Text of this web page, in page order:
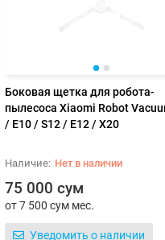
Игровая мышь 2E GAMING MG340
RGB USB Black + Charging Dock
Interbrands - Вы лучшие!!! Очень
Боковая щетка для робота-
пылесоса Xiaomi Robot
/ E10 / S12 / E12 / X20
Нет в наличии
75 000 сум
от 7 500 сум мес.
Уведомить о наличии